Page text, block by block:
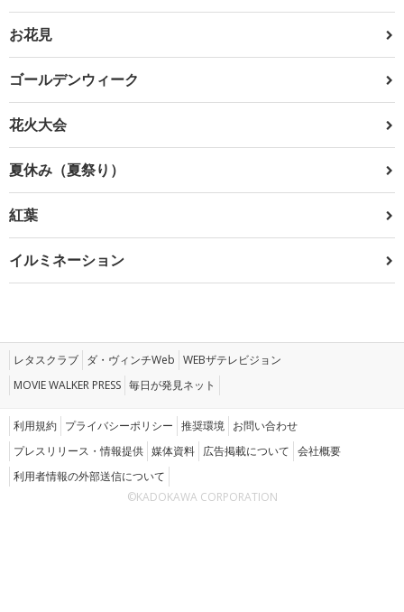
お花見
ゴールデンウィーク
花火大会
夏休み（夏祭り）
紅葉
イルミネーション
レタスクラブ ダ・ヴィンチWeb WEBザテレビジョン
MOVIE WALKER PRESS 毎日が発見ネット
利用規約 プライバシーポリシー 推奨環境 お問い合わせ
プレスリリース・情報提供 媒体資料 広告掲載について 会社概要
利用者情報の外部送信について
©KADOKAWA CORPORATION